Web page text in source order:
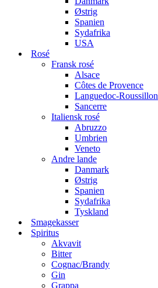
Østrig
Spanien
Sydafrika
USA
Rosé
Fransk rosé
Alsace
Côtes de Provence
Languedoc-Roussillon
Sancerre
Italiensk rosé
Abruzzo
Umbrien
Veneto
Andre lande
Danmark
Østrig
Spanien
Sydafrika
Tyskland
Smagekasser
Spiritus
Akvavit
Bitter
Cognac/Brandy
Gin
Grappa